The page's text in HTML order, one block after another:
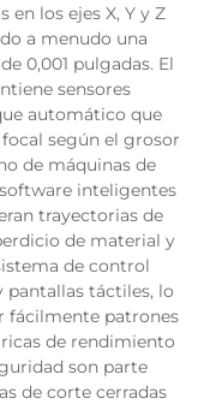
los ejes X, Y y Z
a menudo una
0,001 pulgadas. El
sensores
automático que
según el grosor
de máquinas de
inteligentes
trayectorias de
de material y
de control
pantallas táctiles, lo
fácilmente patrones
de rendimiento
son parte
de corte cerradas